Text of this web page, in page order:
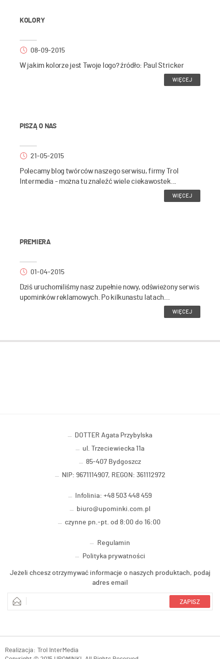
KOLORY
08-09-2015
W jakim kolorze jest Twoje logo? źródło: Paul Stricker
WIĘCEJ
PISZĄ O NAS
21-05-2015
Polecamy blog twórców naszego serwisu, firmy Trol
Intermedia - można tu znaleźć wiele ciekawostek...
WIĘCEJ
PREMIERA
01-04-2015
Dziś uruchomiliśmy nasz zupełnie nowy, odświeżony serwis
upominków reklamowych. Po kilkunastu latach...
WIĘCEJ
DOTTER Agata Przybylska
ul. Trzeciewiecka 11a
85-407 Bydgoszcz
NIP: 9671114907, REGON: 361112972
Infolinia: +48 503 448 459
biuro@upominki.com.pl
czynne pn.-pt. od 8:00 do 16:00
Regulamin
Polityka prywatności
Jeżeli chcesz otrzymywać informacje o naszych produktach, podaj
adres email
Realizacja: Trol InterMedia